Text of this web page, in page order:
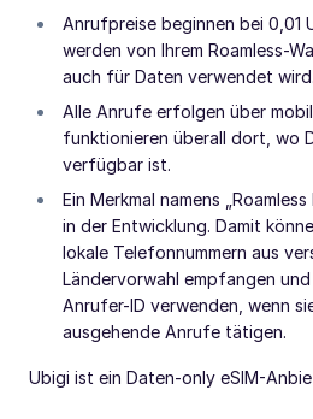
Anrufpreise beginnen bei 0,01
werden von Ihrem Roamless-
auch für Daten verwendet wird.
Alle Anrufe erfolgen über
funktionieren überall dort, wo
verfügbar ist.
Ein Merkmal namens
in der Entwicklung. Damit
lokale Telefonnummern aus
Ländervorwahl empfangen und
Anrufer-ID verwenden, wenn
ausgehende Anrufe tätigen.
Ubigi ist ein Daten-only eSIM-